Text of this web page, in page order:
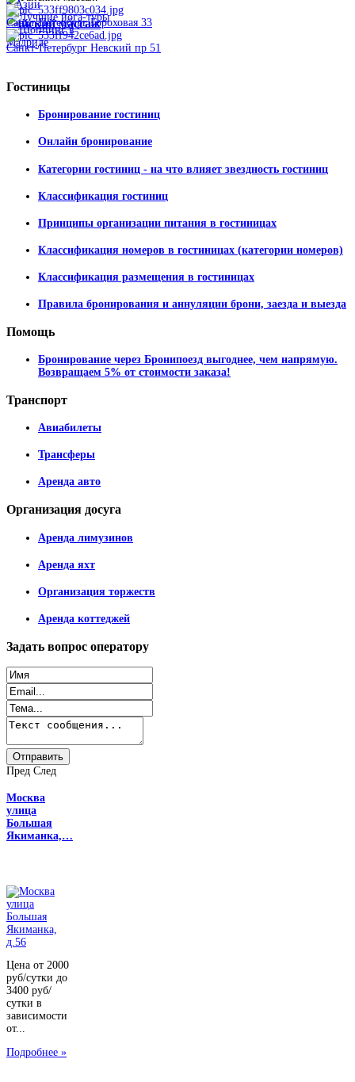
Тайский массаж
Санкт-Петербург Гороховая 33
Санкт-Петербург Невский пр 51
Гостиницы
Бронирование гостиниц
Онлайн бронирование
Категории гостиниц - на что влияет звездность гостиниц
Классификация гостиниц
Принципы организации питания в гостиницах
Классификация номеров в гостиницах (категории номеров)
Классификация размещения в гостиницах
Правила бронирования и аннуляции брони, заезда и выезда
Помощь
Бронирование через Бронипоезд выгоднее, чем напрямую.
Возвращаем 5% от стоимости заказа!
Транспорт
Авиабилеты
Трансферы
Аренда авто
Организация досуга
Аренда лимузинов
Аренда яхт
Организация торжеств
Аренда коттеджей
Задать вопрос оператору
Пред След
Москва
улица
Большая
Якиманка,…
Цена от 2000
руб/сутки до
3400 руб/
сутки в
зависимости
от...
Подробнее »